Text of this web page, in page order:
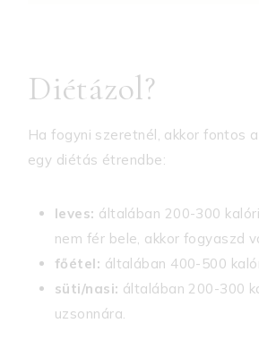
Diétázol?
Ha fogyni szeretnél, akkor fontos a
egy diétás étrendbe:
leves: általában 200-300
nem fér bele, akkor fogyaszd
főétel: általában 400-500
süti/nasi: általában 200-300
uzsonnára.